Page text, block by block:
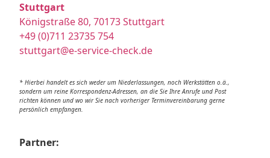
Stuttgart
Königstraße 80, 70173 Stuttgart
+49 (0)711 23735 754
stuttgart@e-service-check.de
* Hierbei handelt es sich weder um Niederlassungen, noch Werkstätten o.ä.,
sondern um reine Korrespondenz-Adressen, an die Sie Ihre Anrufe und Post
richten können und wo wir Sie nach vorheriger Terminvereinbarung gerne
persönlich empfangen.
Partner: